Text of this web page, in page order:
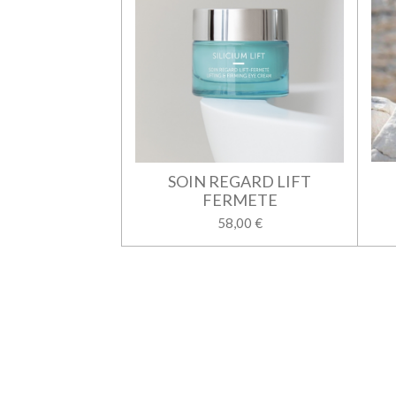
SOIN REGARD LIFT
FERMETE
58,00 €